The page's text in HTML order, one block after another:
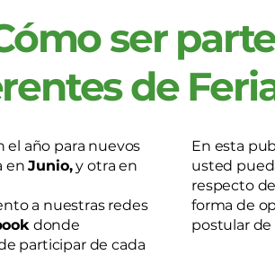
ser
d e
el año para nuevos
enJunio,y otra en
a nuestras redes
donde
participar de cada
En esta
usted
respecto
forma de
postular